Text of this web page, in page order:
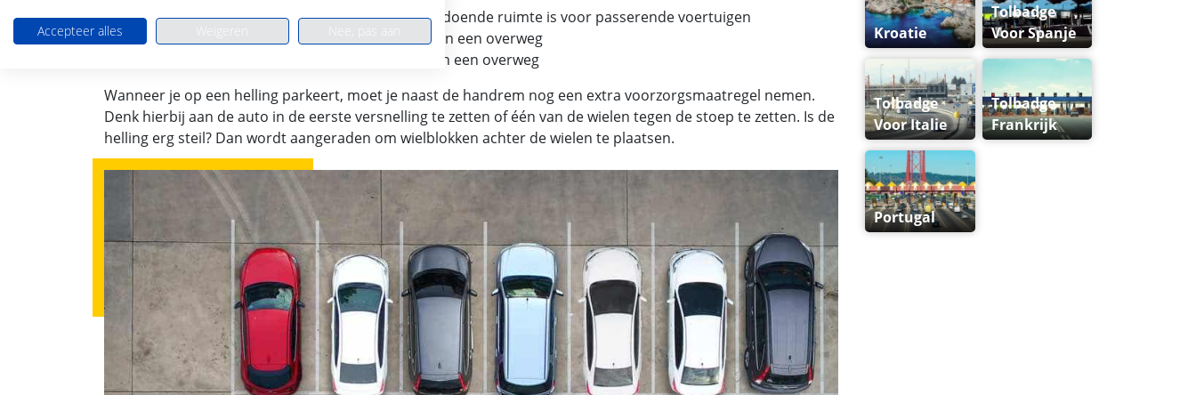
Wegen binnen de bebouwde kom waar onvoldoende ruimte is voor passerende voertuigen
Binnen de bebouwde kom: Op, of 20 meter van een overweg
Buiten de bebouwde kom: Op, of 50 meter van een overweg
Wanneer je op een helling parkeert, moet je naast de handrem nog een extra voorzorgsmaatregel nemen.
Denk hierbij aan de auto in de eerste versnelling te zetten of één van de wielen tegen de stoep te zetten. Is de
helling erg steil? Dan wordt aangeraden om wielblokken achter de wielen te plaatsen.
Kroatie
Tolbadge
Voor Spanje
Tolbadge
Voor Italie
Tolbadge
Frankrijk
Portugal
Accepteer alles Nee, pas aan